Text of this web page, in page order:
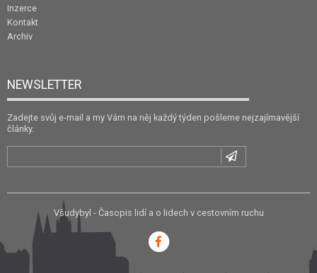
Inzerce
Kontakt
Archiv
NEWSLETTER
Zadejte svůj e-mail a my Vám na něj každý týden pošleme nejzajímavější
články.
Všudybyl - Časopis lidí a o lidech v cestovním ruchu